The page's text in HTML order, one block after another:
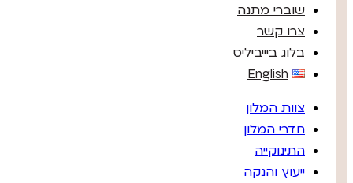
שוברי מתנה
צרו קשר
בלוג ביייביליס
English
צוות המלון
חדרי המלון
התינוקייה
ייעוץ והנקה